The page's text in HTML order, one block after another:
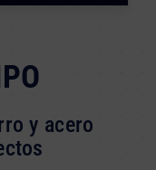
y acero